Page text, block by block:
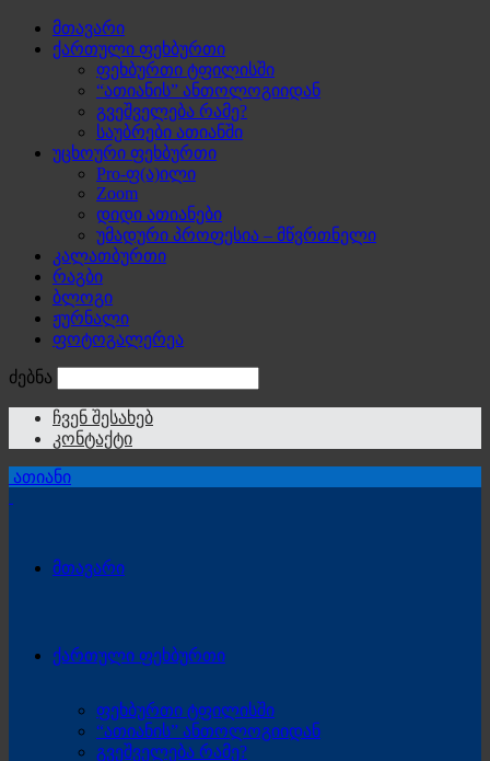
მთავარი
ქართული ფეხბურთი
ფეხბურთი ტფილისში
“ათიანის” ანთოლოგიიდან
გვეშველება რამე?
საუბრები ათიანში
უცხოური ფეხბურთი
Pro-ფ(ა)ილი
Zoom
დიდი ათიანები
უმადური პროფესია – მწვრთნელი
კალათბურთი
რაგბი
ბლოგი
ჟურნალი
ფოტოგალერეა
ძებნა
ჩვენ შესახებ
კონტაქტი
ათიანი
მთავარი
ქართული ფეხბურთი
ფეხბურთი ტფილისში
“ათიანის” ანთოლოგიიდან
გვეშველება რამე?